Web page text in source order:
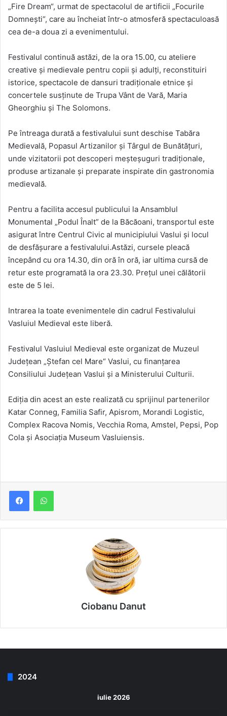
„Fire Dream“, urmat de spectacolul de artificii „Focurile
Domnești“, care au încheiat într-o atmosferă spectaculoasă
cea de-a doua zi a evenimentului.
Festivalul continuă astăzi, de la ora 15.00, cu ateliere
creative și medievale pentru copii și adulți, reconstituiri
istorice, spectacole de dansuri tradiționale etnice și
concertele susținute de Trupa Vânt de Vară, Maria
Gheorghiu și The Solomons.
Pe întreaga durată a festivalului sunt deschise Tabăra
Medievală, Popasul Artizanilor și Târgul de Bunătățuri,
unde vizitatorii pot descoperi meșteșuguri tradiționale,
produse artizanale și preparate inspirate din gastronomia
medievală.
Pentru a facilita accesul publicului la Ansamblul
Monumental „Podul Înalt” de la Băcăoani, transportul este
asigurat între Centrul Civic al municipiului Vaslui și locul
de desfășurare a festivalului.Astăzi, cursele pleacă
începând cu ora 14.30, din oră în oră, iar ultima cursă de
retur este programată la ora 23.30. Prețul unei călătorii
este de 5 lei.
Intrarea la toate evenimentele din cadrul Festivalului
Vasluiul Medieval este liberă.
Festivalul Vasluiul Medieval este organizat de Muzeul
Județean „Ștefan cel Mare“ Vaslui, cu finanțarea
Consiliului Județean Vaslui și a Ministerului Culturii.
Ediția din acest an este realizată cu sprijinul partenerilor
Katar Conneg, Familia Safir, Apisrom, Morandi Logistic,
Complex Racova Nomis, Vecchia Roma, Amstel, Pepsi, Pop
Cola și Asociația Museum Vasluiensis.
Ciobanu Danut
2024
iulie 2026